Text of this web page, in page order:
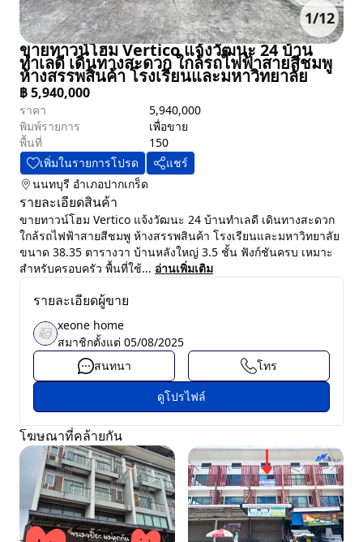
1/12
ขายทาวน์โฮม Vertico แจ้งวัฒนะ 24 บ้าน
ทำเลดี เดินทางสะดวก ใกล้รถไฟฟ้าสายสีชมพู
ห้างสรรพสินค้า โรงเรียนและมหาวิทยาลัย
฿5,940,000
ราคา
5,940,000
พิมพ์รายการ
เพื่อขาย
พื้นที่
150
เพิ่มในรายการโปรด
แชร์
นนทบุรี อำเภอปากเกร็ด
รายละเอียดสินค้า
ขายทาวน์โฮม Vertico แจ้งวัฒนะ 24 บ้านทำเลดี เดินทางสะดวก
ใกล้รถไฟฟ้าสายสีชมพู ห้างสรรพสินค้า โรงเรียนและมหาวิทยาลัย
ขนาด 38.35 ตารางวา บ้านหลังใหญ่ 3.5 ชั้น ฟังก์ชันครบ เหมาะ
สำหรับครอบครัว พื้นที่ใช้... อ่านเพิ่มเติม
รายละเอียดผู้ขาย
xeone home
สมาชิกตั้งแต่ 05/08/2025
สนทนา
โทร
ดูโปรไฟล์
โฆษณาที่คล้ายกัน